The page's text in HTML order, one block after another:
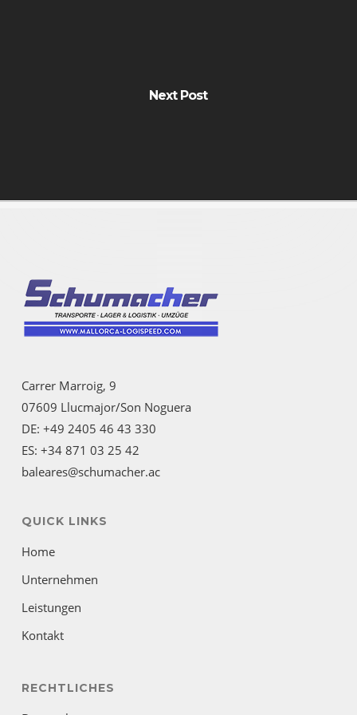
Next Post
Carrer Marroig, 9
07609 Llucmajor/Son Noguera
DE: +49 2405 46 43 330
ES: +34 871 03 25 42
baleares@schumacher.ac
QUICK LINKS
Home
Unternehmen
Leistungen
Kontakt
RECHTLICHES